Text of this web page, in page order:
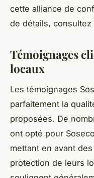
cette alliance de
de détails,
Témoignages
locaux
Les témoignages
parfaitement la
proposées. De
ont opté pour
mettant en avant
protection de leurs